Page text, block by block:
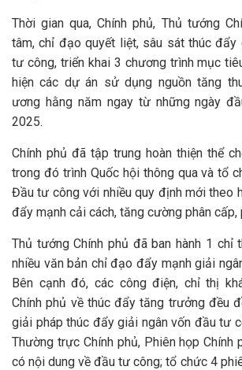
Thời gian qua, Chính phủ, Thủ tướng
tâm, chỉ đạo quyết liệt, sâu sát thúc đẩy
tư công, triển khai 3 chương trình mục
hiện các dự án sử dụng nguồn tăng
ương hằng năm ngay từ những ngày
2025.
Chính phủ đã tập trung hoàn thiện thể
trong đó trình Quốc hội thông qua và tổ
Đầu tư công với nhiều quy định mới theo
đẩy mạnh cải cách, tăng cường phân cấp,
Thủ tướng Chính phủ đã ban hành 1 chỉ
nhiều văn bản chỉ đạo đẩy mạnh giải
Bên cạnh đó, các công điện, chỉ thị
Chính phủ về thúc đẩy tăng trưởng đều
giải pháp thúc đẩy giải ngân vốn đầu tư
Thường trực Chính phủ, Phiên họp Chính
có nội dung về đầu tư công; tổ chức 4